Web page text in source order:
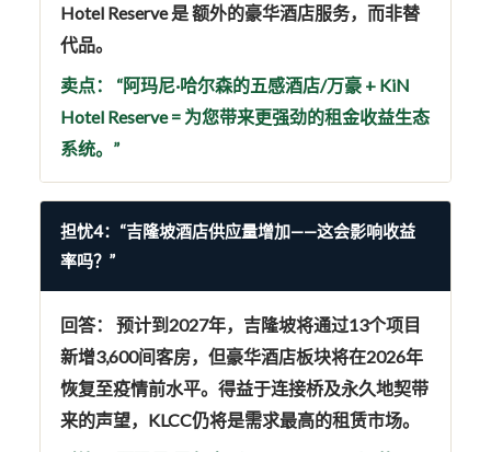
Hotel Reserve 是额外的豪华酒店服务，而非替
代品。
卖点：
“阿玛尼·哈尔森的五感酒店/万豪 + KiN
Hotel Reserve = 为您带来更强劲的租金收益生态
系统。”
担忧4：“吉隆坡酒店供应量增加——这会影响收益
率吗？”
回答：
预计到2027年，吉隆坡将通过13个项目
新增3,600间客房，但豪华酒店板块将在2026年
恢复至疫情前水平。得益于连接桥及永久地契带
来的声望，KLCC仍将是需求最高的租赁市场。